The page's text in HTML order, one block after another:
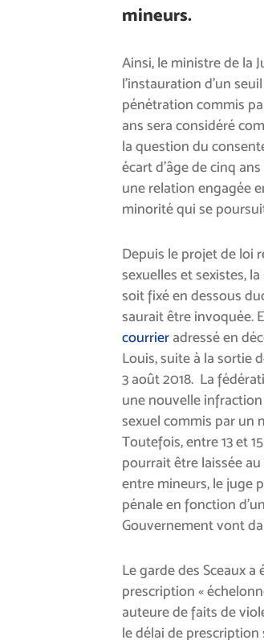
mineurs.
Ainsi, le ministre de la
l’instauration d’un
pénétration commis
ans sera considéré
la question du
écart d’âge de cinq
une relation engagée
minorité qui se
Depuis le projet de loi
sexuelles et sexistes,
soit fixé en dessous
saurait être invoquée.
courrier adressé en
Louis, suite à la sortie
3 août 2018. La
une nouvelle
sexuel commis par un
Toutefois, entre 13 et
pourrait être laissée
entre mineurs, le juge
pénale en fonction
Gouvernement vont
Le garde des Sceaux
prescription «
auteure de faits de
le délai de